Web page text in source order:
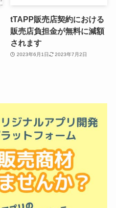
tTAPP販売店契約における
販売店負担金が無料に減額
されます
2023年6月1日 2023年7月2日